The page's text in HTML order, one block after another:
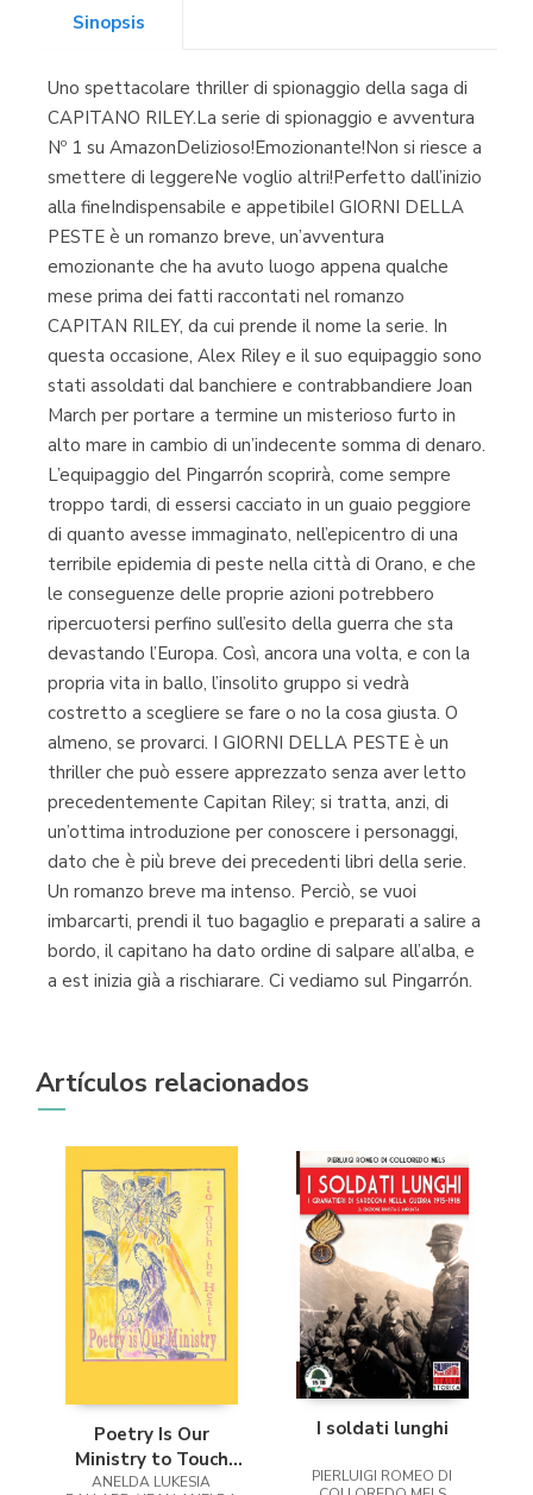
Librería Kolima
(Madrid)
Librería Proteo
(Málaga)
Sinopsis
Uno spettacolare thriller di spionaggio della saga di
CAPITANO RILEY.La serie di spionaggio e avventura
Nº 1 su AmazonDelizioso!Emozionante!Non si riesce a
smettere di leggereNe voglio altri!Perfetto dall’inizio
alla fineIndispensabile e appetibileI GIORNI DELLA
PESTE è un romanzo breve, un’avventura
emozionante che ha avuto luogo appena qualche
mese prima dei fatti raccontati nel romanzo
CAPITAN RILEY, da cui prende il nome la serie. In
questa occasione, Alex Riley e il suo equipaggio sono
stati assoldati dal banchiere e contrabbandiere Joan
March per portare a termine un misterioso furto in
alto mare in cambio di un’indecente somma di denaro.
L’equipaggio del Pingarrón scoprirà, come sempre
troppo tardi, di essersi cacciato in un guaio peggiore
di quanto avesse immaginato, nell’epicentro di una
terribile epidemia di peste nella città di Orano, e che
le conseguenze delle proprie azioni potrebbero
ripercuotersi perfino sull’esito della guerra che sta
devastando l’Europa. Così, ancora una volta, e con la
propria vita in ballo, l’insolito gruppo si vedrà
costretto a scegliere se fare o no la cosa giusta. O
almeno, se provarci. I GIORNI DELLA PESTE è un
thriller che può essere apprezzato senza aver letto
precedentemente Capitan Riley; si tratta, anzi, di
un’ottima introduzione per conoscere i personaggi,
dato che è più breve dei precedenti libri della serie.
Un romanzo breve ma intenso. Perciò, se vuoi
imbarcarti, prendi il tuo bagaglio e preparati a salire a
bordo, il capitano ha dato ordine di salpare all’alba, e
a est inizia già a rischiarare. Ci vediamo sul Pingarrón.
Artículos relacionados
Poetry Is Our
Ministry to Touch
the Heart
ANELDA LUKESIA
I soldati lunghi
PIERLUIGI ROMEO DI